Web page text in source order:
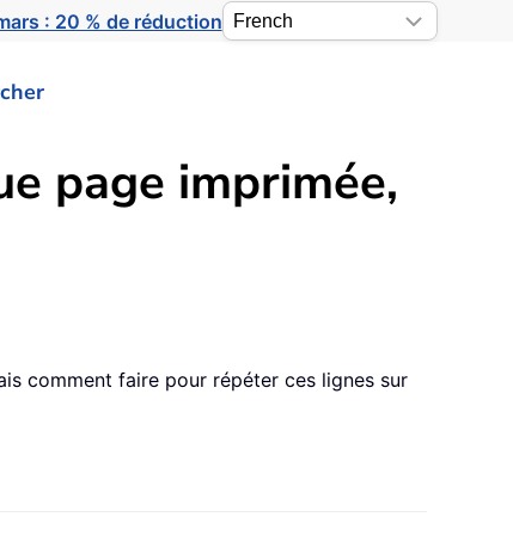
: 20 % de réduction
page imprimée,
comment faire pour répéter ces lignes sur